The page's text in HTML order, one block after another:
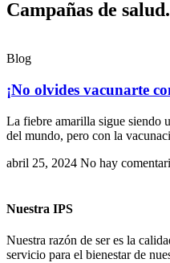
Campañas de salud.
Blog
¡No olvides vacunarte
La fiebre amarilla sigue siendo
del mundo, pero con la
abril 25, 2024 No hay
Nuestra IPS
Nuestra razón de ser es la
servicio para el bienestar de